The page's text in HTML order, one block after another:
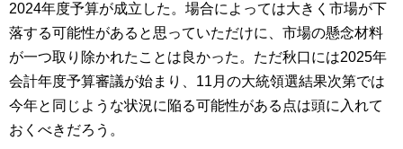
2024年度予算が成立した。場合によっては大きく市場が下
落する可能性があると思っていただけに、市場の懸念材料
が一つ取り除かれたことは良かった。ただ秋口には2025年
会計年度予算審議が始まり、11月の大統領選結果次第では
今年と同じような状況に陥る可能性がある点は頭に入れて
おくべきだろう。